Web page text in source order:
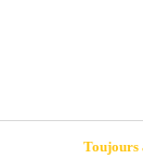
Toujours